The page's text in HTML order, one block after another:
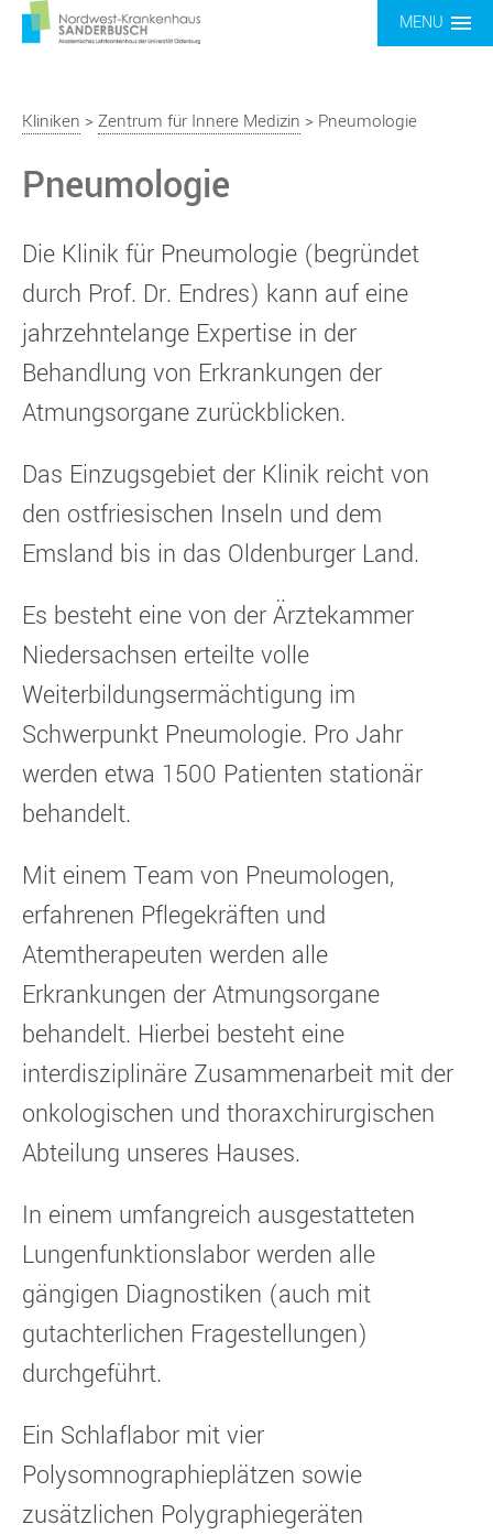
MENU
Kliniken >Zentrum für Innere Medizin > Pneumologie
Pneumologie
Die Klinik für Pneumologie (begründet
durch Prof. Dr. Endres) kann auf eine
jahrzehntelange Expertise in der
Behandlung von Erkrankungen der
Atmungsorgane zurückblicken.
Das Einzugsgebiet der Klinik reicht von
den ostfriesischen Inseln und dem
Emsland bis in das Oldenburger Land.
Es besteht eine von der Ärztekammer
Niedersachsen erteilte volle
Weiterbildungsermächtigung im
Schwerpunkt Pneumologie. Pro Jahr
werden etwa 1500 Patienten stationär
behandelt.
Mit einem Team von Pneumologen,
erfahrenen Pflegekräften und
Atemtherapeuten werden alle
Erkrankungen der Atmungsorgane
behandelt. Hierbei besteht eine
interdisziplinäre Zusammenarbeit mit der
onkologischen und thoraxchirurgischen
Abteilung unseres Hauses.
In einem umfangreich ausgestatteten
Lungenfunktionslabor werden alle
gängigen Diagnostiken (auch mit
gutachterlichen Fragestellungen)
durchgeführt.
Ein Schlaflabor mit vier
Polysomnographieplätzen sowie
zusätzlichen Polygraphiegeräten